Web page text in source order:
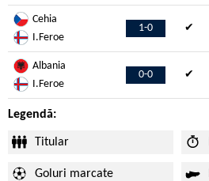
Cehia
1-0
I.Feroe
✔
Albania
0-0
I.Feroe
✔
Legendă:
Titular
Goluri marcate